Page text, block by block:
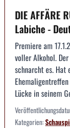
DIE AFFÄRE
Labiche -
Premiere am
voller Alkohol.
schnarcht es. Hat
Lücke in seinem
Kategorien: